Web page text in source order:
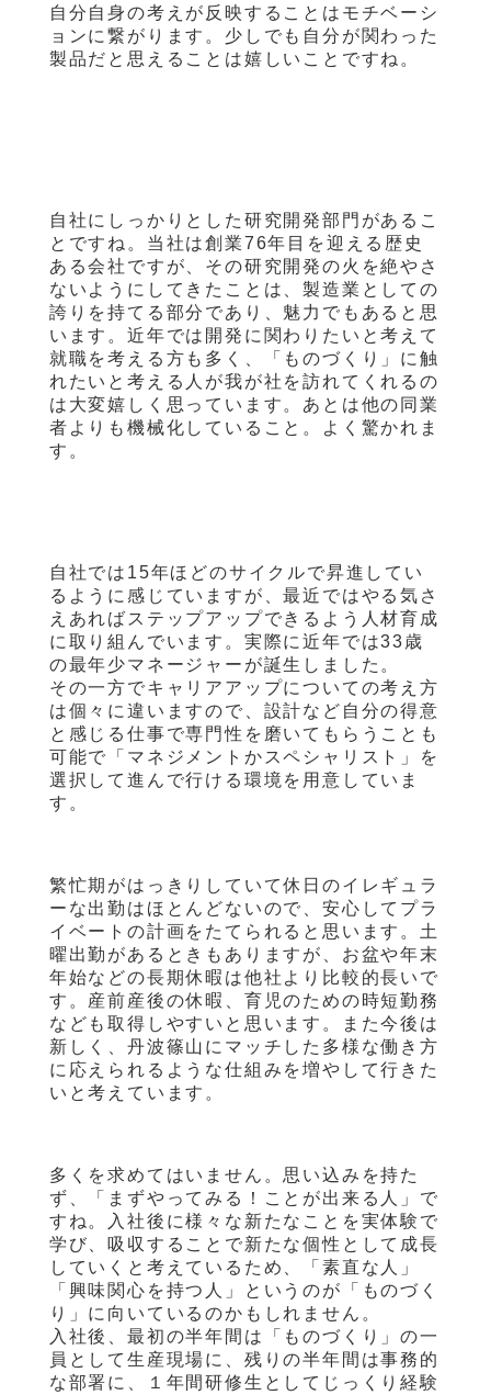
自分自身の考えが反映することはモチベーシ
ョンに繋がります。少しでも自分が関わった
製品だと思えることは嬉しいことですね。
自社にしっかりとした研究開発部門があるこ
とですね。当社は創業76年目を迎える歴史
ある会社ですが、その研究開発の火を絶やさ
ないようにしてきたことは、製造業としての
誇りを持てる部分であり、魅力でもあると思
います。近年では開発に関わりたいと考えて
就職を考える方も多く、「ものづくり」に触
れたいと考える人が我が社を訪れてくれるの
は大変嬉しく思っています。あとは他の同業
者よりも機械化していること。よく驚かれま
す。
自社では 15年ほどのサイクルで昇進してい
るように感じていますが、最近ではやる気さ
えあればステップアップできるよう人材育成
に取り組んでいます。実際に近年では33歳
の最年少マネージャーが誕生しました。
その一方でキャリアアップについての考え方
は個々に違いますので、設計など自分の得意
と感じる仕事で専門性を磨いてもらうことも
可能で「マネジメントかスペシャリスト」を
選択して進んで行ける環境を用意していま
す。
繁忙期がはっきりしていて休日のイレギュラ
ーな出勤はほとんどないので、安心してプラ
イベートの計画をたてられると思います。土
曜出勤があるときもありますが、お盆や年末
年始などの長期休暇は他社より比較的長いで
す。産前産後の休暇、育児のための時短勤務
なども取得しやすいと思います。また今後は
新しく、丹波篠山にマッチした多様な働き方
に応えられるような仕組みを増やして行きた
いと考えています。
多くを求めてはいません。思い込みを持た
ず、「まずやってみる！ことが出来る人」で
すね。入社後に様々な新たなことを実体験で
学び、吸収することで新たな個性として成長
していくと考えているため、「素直な人」
「興味関心を持つ人」というのが「ものづく
り」に向いているのかもしれません。
入社後、最初の半年間は「ものづくり」の一
員として生産現場に、残りの半年間は事務的
な部署に、１年間研修生としてじっくり経験